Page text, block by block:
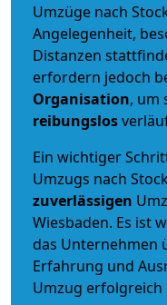
Umzüge nach
Angelegenheit,
Distanzen
erfordern jedoch
Organisation, um
reibungslos
Ein wichtiger
Umzugs nach
zuverlässigen
Wiesbaden. Es ist
das Unternehmen
Erfahrung und
Umzug